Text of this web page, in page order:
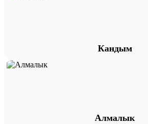
Кандым
Алмалык